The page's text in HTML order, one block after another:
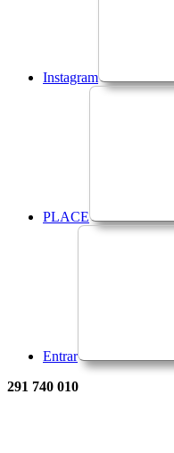
Instagram
PLACE
Entrar
291 740 010